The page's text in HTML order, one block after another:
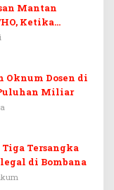
Mantan
Ketika
Pemerasan
Oknum Dosen di
Miliar
Tersangka
di Bombana